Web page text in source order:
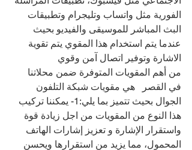
الفورية مثل واتساب وتليجرام وتطبيقات
البث المباشر للموسيقى والفيديو بحيث
عندما يتم استخدام هذا المقوي يتم تقوية
الاشارة وتوفير اتصال آمن وقوي
من أهم المقويات المتوفرة ضمن محلاتنا
في القصر   هي مقويات شبكة التلفون
الجوال بحيث تتميز بما يلي:1- يمكننا تركيب
هذا النوع من المقويات من اجل زيادة قوة
واستقرار الإشارة و تعزيز إشارات الهاتف
المحمول، مما يزيد من استقرارها ويحسن